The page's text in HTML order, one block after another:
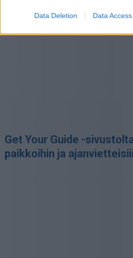
Data Deletion Data Access
Get Your Guide -
paikkoihin ja